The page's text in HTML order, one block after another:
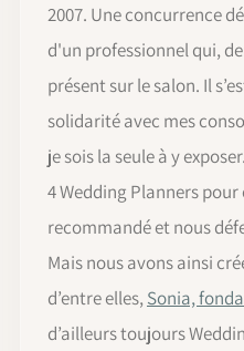
2007. Une concurrence
d'un professionnel qui,
présent sur le salon. Il
solidarité avec mes
je sois la seule à y
4 Wedding Planners
recommandé et nous
Mais nous avons ainsi
d’entre elles,Sonia,
d’ailleurs toujours